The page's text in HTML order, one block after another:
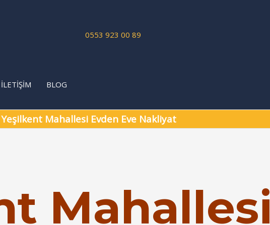
0553 923 00 89
İLETİŞİM BLOG
Yeşilkent Mahallesi Evden Eve Nakliyat
Mahallesi